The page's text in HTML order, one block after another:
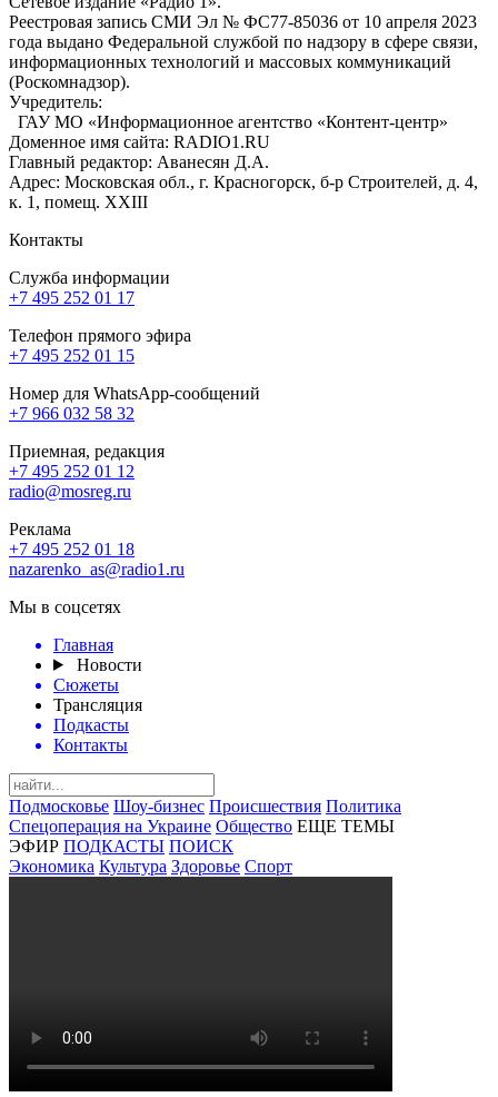
Реестровая запись СМИ Эл № ФС77-85036 от 10 апреля 2023
года выдано Федеральной службой по надзору в сфере связи,
информационных технологий и массовых коммуникаций
(Роскомнадзор).
Учредитель:
ГАУ МО «Информационное агентство «Контент-центр»
Доменное имя сайта: RADIO1.RU
Главный редактор: Аванесян Д.А.
Адрес: Московская обл., г. Красногорск, б-р Строителей, д. 4,
к. 1, помещ. XXIII
Контакты
Служба информации
+7 495 252 01 17
Телефон прямого эфира
+7 495 252 01 15
Номер для WhatsApp-сообщений
+7 966 032 58 32
Приемная, редакция
+7 495 252 01 12
radio@mosreg.ru
Реклама
+7 495 252 01 18
nazarenko_as@radio1.ru
Мы в соцсетях
Главная
Новости
Сюжеты
Трансляция
Подкасты
Контакты
Подмосковье Шоу-бизнес Происшествия Политика
Спецоперация на Украине Общество ЕЩЕ ТЕМЫ
ЭФИР ПОДКАСТЫ ПОИСК
Экономика Культура Здоровье Спорт